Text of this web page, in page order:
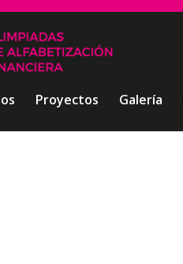
Proyectos Galería